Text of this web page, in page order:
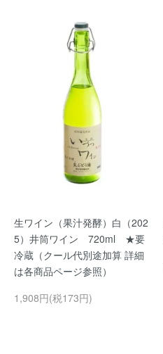
生ワイン（果汁発酵）白（202
5）井筒ワイン 720ml ★要
冷蔵（クール代別途加算 詳細
は各商品ページ参照）
1,908円(税173円)